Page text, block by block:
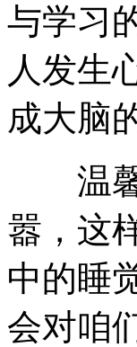
与学习
人发生
成大脑
温馨
嚣，这
中的睡
会对咱